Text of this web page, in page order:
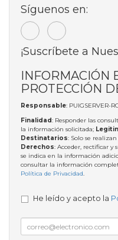
Síguenos en:
¡Suscríbete a
INFORMACIÓN
PROTECCIÓN
Responsable: PUIGSERVER-
Finalidad: Responder las
la información solicitada;
Destinatarios: Solo se
Derechos: Acceder, rectificar y
se indica en la información
consultar la información
Política de Privacidad.
He leído y acepto la